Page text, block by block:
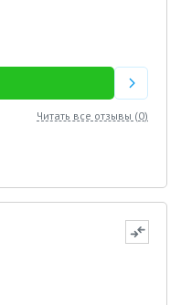
Читать все отзывы (0)